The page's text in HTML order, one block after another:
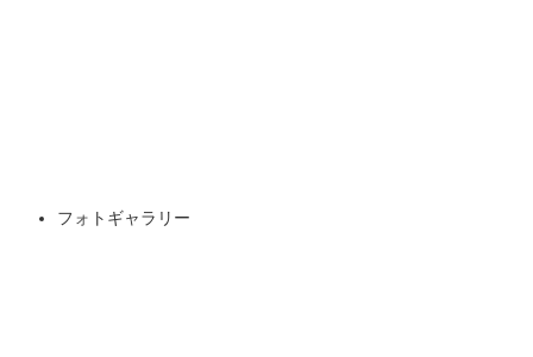
フォトギャラリー